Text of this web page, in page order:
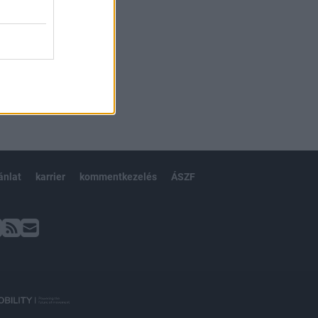
karrier kommentkezelés ÁSZF